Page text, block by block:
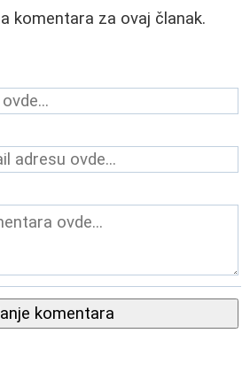
komentara za ovaj članak.
komentara